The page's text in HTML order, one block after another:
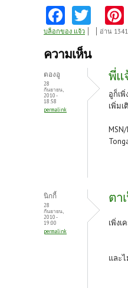
Fa
ce
b
k
w
itt
บล็อกของ แจ้ว อ่าน
ความเห็น
ตองอู
28
กันยายน,
2010 -
18:58
permalink
พี่แ
อูก็เ
เพิ่ม
MSN/
นิกกี้
28
กันยายน,
2010 -
19:00
permalink
ตา
เพิ่งเ
และ